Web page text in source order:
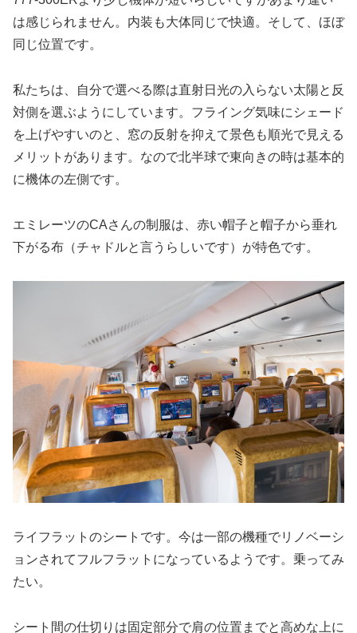
は感じられません。 内装も大体同じで快適。そして、ほぼ
同じ位置です。
私たちは、自分で選べる際は直射日光の入らない太陽と反
対側を選ぶようにしています。 フライング気味にシェード
を上げやすいのと、窓の反射を抑えて景色も順光で見える
メリット があります。なので北半球で東向きの時は基本的
に機体の左側です。
エミレーツのCAさんの制服は、赤い帽子と帽子から垂れ
下がる布（チャドルと言うらしいです）が特色です。
ライフラットのシートです。今は一部の機種でリノベーシ
ョンされてフルフラットになっているようです。乗ってみ
たい。
シート間の仕切りは固定部分で肩の位置までと高めな上に